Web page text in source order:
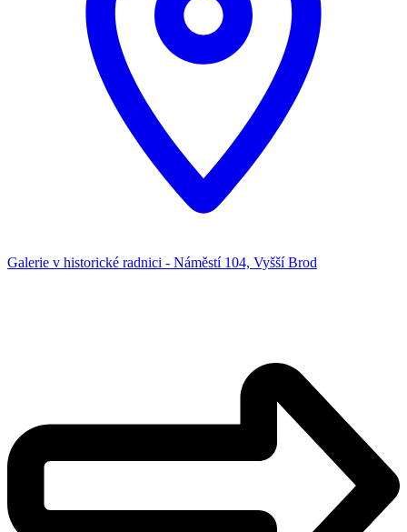
Galerie v historické radnici - Náměstí 104, Vyšší Brod